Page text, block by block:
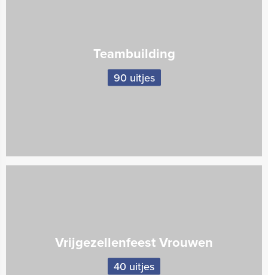
Teambuilding
90 uitjes
Vrijgezellenfeest Vrouwen
40 uitjes